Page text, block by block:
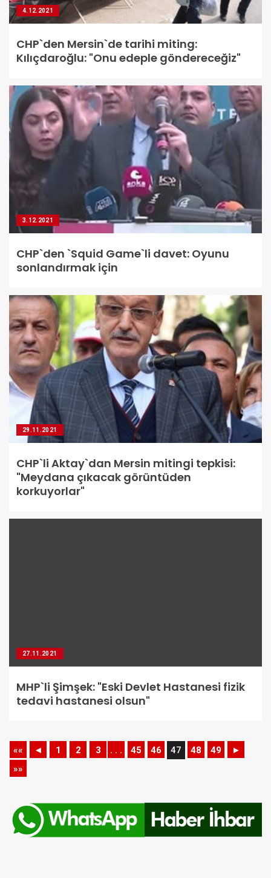
4.12.2021
CHP`den Mersin`de tarihi miting:
Kılıçdaroğlu: "Onu edeple göndereceğiz"
3.12.2021
CHP`den `Squid Game`li davet: Oyunu
sonlandırmak için
29.11.2021
CHP`li Aktay`dan Mersin mitingi tepkisi:
"Meydana çıkacak görüntüden
korkuyorlar"
27.11.2021
MHP`li Şimşek: "Eski Devlet Hastanesi fizik
tedavi hastanesi olsun"
«« ◄ 1 2 3 . . . 45 46 47 48 49
►
»»